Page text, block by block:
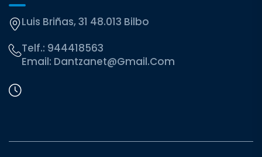
Luis Briñas, 31 48.013 Bilbo
Telf.: 944418563
Email: Dantzanet@gmail.com